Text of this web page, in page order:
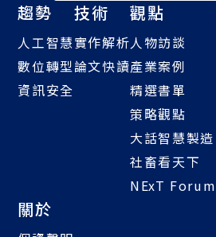
趨勢
人工智慧
數位轉型
資訊安全
技術
實作解析
論文快讀
觀點
人物訪談
產業案例
精選書單
策略觀點
大話智慧製造
社畜看天下
NExT Forum
關於